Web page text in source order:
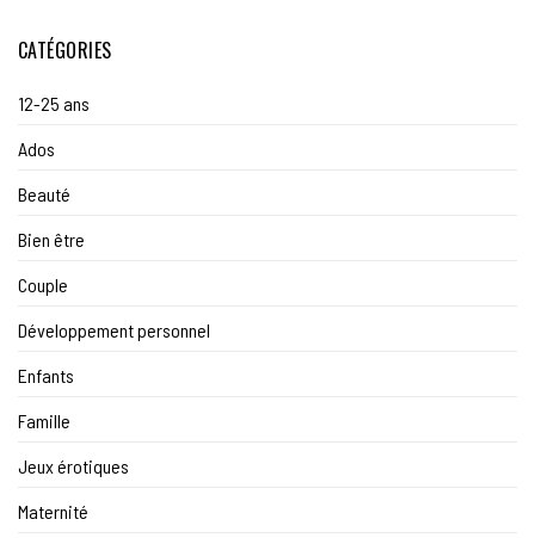
CATÉGORIES
12-25 ans
Ados
Beauté
Bien être
Couple
Développement personnel
Enfants
Famille
Jeux érotiques
Maternité